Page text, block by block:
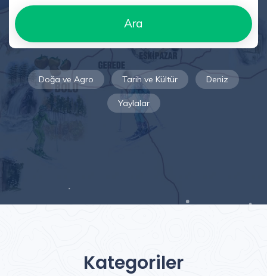
Doğa ve Agro Tarih ve Kültür Deniz
Yaylalar
Kategoriler